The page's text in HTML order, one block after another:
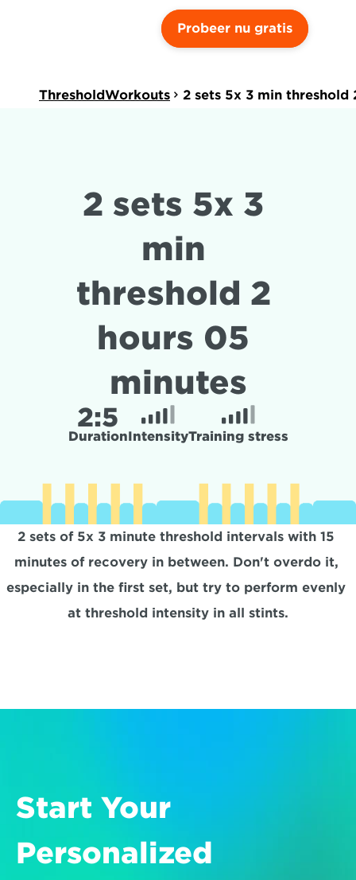
Probeer nu gratis
ThresholdWorkouts 2 sets 5x 3 min threshold
2 sets 5x 3
min
threshold 2
hours 05
minutes
2:5
DurationIntensityTraining stress
2 sets of 5x 3 minute threshold intervals with 15
minutes of recovery in between. Don't overdo it,
especially in the first set, but try to perform evenly
at threshold intensity in all stints.
Start Your
Personalized